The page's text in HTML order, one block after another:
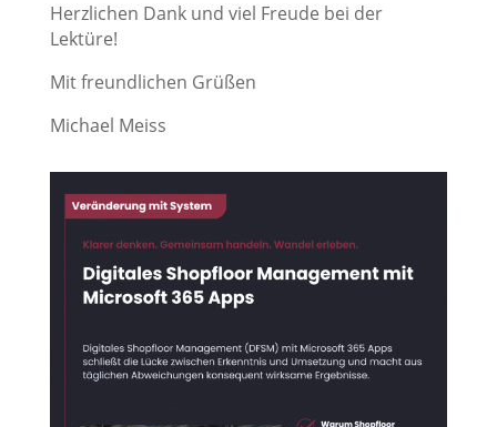
Herzlichen Dank und viel Freude bei der
Lektüre!
Mit freundlichen Grüßen
Michael Meiss